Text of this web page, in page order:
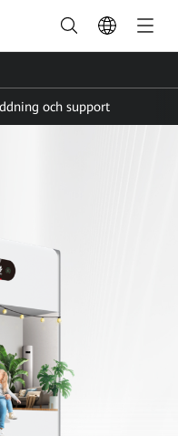
och support